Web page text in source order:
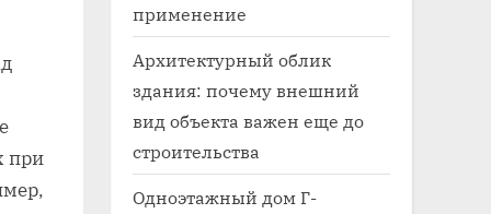
при
применение
Архитектурный облик
здания: почему внешний
вид объекта важен еще до
строительства
Одноэтажный дом Г-